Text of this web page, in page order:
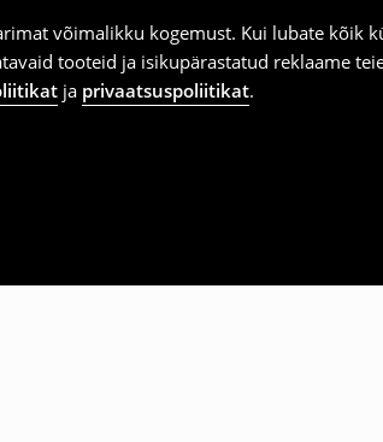
võimalikku kogemust. Kui lubate kõik
tooteid ja isikupärastatud reklaame
ja privaatsuspoliitikat.